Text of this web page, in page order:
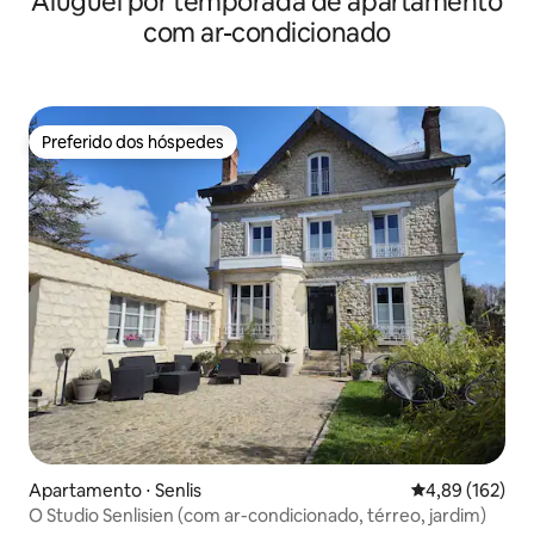
com ar-condicionado
Preferido dos hóspedes
Preferido dos hóspedes
Apartamento ⋅ Senlis 4,89 de uma
4,89 (162)
O Studio Senlisien (com ar-condicionado, térreo, jardim)